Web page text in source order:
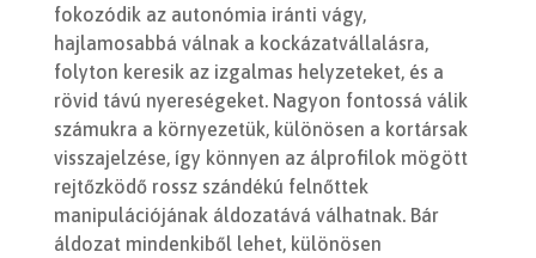
fokozódik az autonómia iránti vágy,
hajlamosabbá válnak a kockázatvállalásra,
folyton keresik az izgalmas helyzeteket, és a
rövid távú nyereségeket. Nagyon fontossá válik
számukra a környezetük, különösen a kortársak
visszajelzése, így könnyen az álprofilok mögött
rejtőzködő rossz szándékú felnőttek
manipulációjának áldozatává válhatnak. Bár
áldozat mindenkiből lehet, különösen